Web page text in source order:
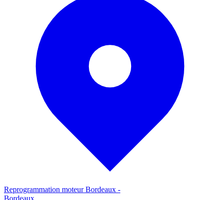
Reprogrammation moteurBordeaux -
Bordeaux